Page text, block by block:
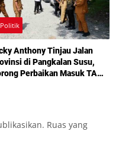
Politik
Anthony Tinjau Jalan
di Pangkalan Susu,
Perbaikan Masuk TA
Ruas yang